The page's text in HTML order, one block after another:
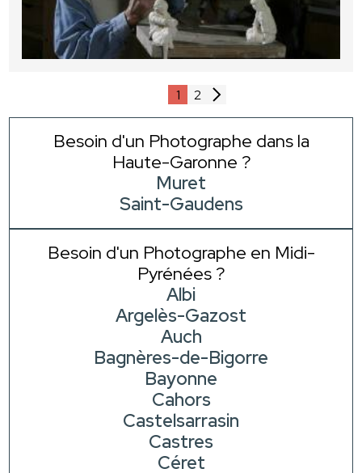
1 2
Besoin d'un Photographe dans la
Haute-Garonne ?
Muret
Saint-Gaudens
Besoin d'un Photographe en Midi-
Pyrénées ?
Albi
Argelès-Gazost
Auch
Bagnères-de-Bigorre
Bayonne
Cahors
Castelsarrasin
Castres
Céret